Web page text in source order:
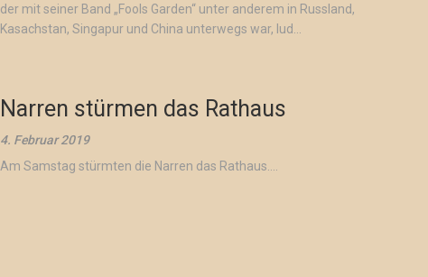
der mit seiner Band „Fools Garden“ unter anderem in Russland,
Kasachstan, Singapur und China unterwegs war, lud...
Narren stürmen das Rathaus
4. Februar 2019
Am Samstag stürmten die Narren das Rathaus....